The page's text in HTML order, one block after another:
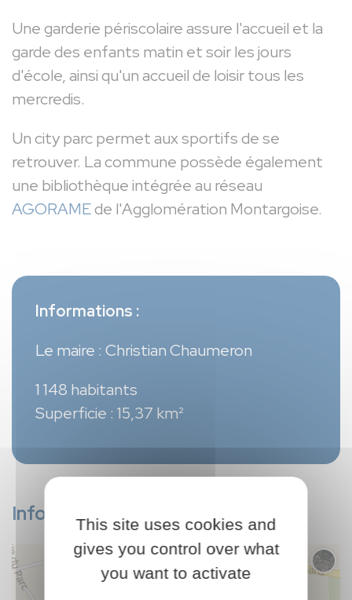
Une garderie périscolaire assure l'accueil et la
garde des enfants matin et soir les jours
d'école, ainsi qu'un accueil de loisir tous les
mercredis.
Un city parc permet aux sportifs de se
retrouver. La commune possède également
une bibliothèque intégrée au réseau
AGORAMEde l'Agglomération Montargoise.
Informations :
Le maire : Christian Chaumeron
1 148 habitants
Superficie : 15,37 km²
Infos pratiquesThis site uses cookies and
gives you control over what
you want to activate